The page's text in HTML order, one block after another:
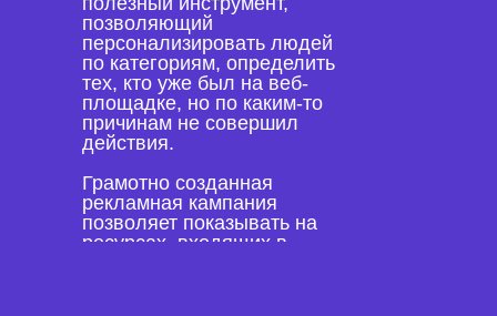
позволяющий
персонализировать людей
по категориям, определить
тех, кто уже был на веб-
площадке, но по каким-то
причинам не совершил
действия.
Грамотно созданная
рекламная кампания
позволяет показывать на
ресурсах, входящих в